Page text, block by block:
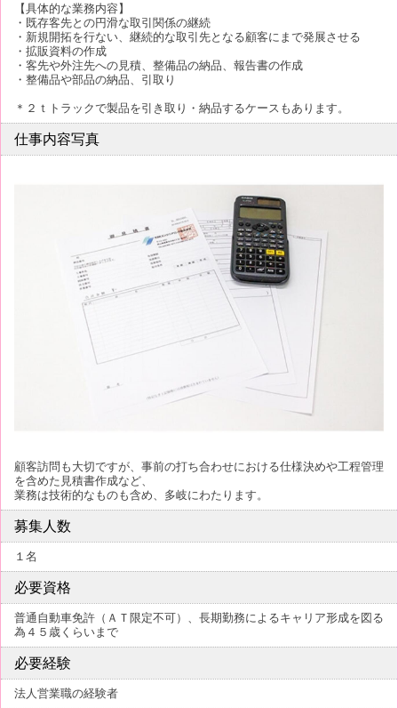
【具体的な業務内容】
・既存客先との円滑な取引関係の継続
・新規開拓を行ない、継続的な取引先となる顧客にまで発展させる
・拡販資料の作成
・客先や外注先への見積、整備品の納品、報告書の作成
・整備品や部品の納品、引取り
＊２ｔトラックで製品を引き取り・納品するケースもあります。
仕事内容写真
顧客訪問も大切ですが、事前の打ち合わせにおける仕様決めや工程管理
を含めた見積書作成など、
業務は技術的なものも含め、多岐にわたります。
募集人数
１名
必要資格
普通自動車免許（ＡＴ限定不可）、長期勤務によるキャリア形成を図る
為４５歳くらいまで
必要経験
法人営業職の経験者